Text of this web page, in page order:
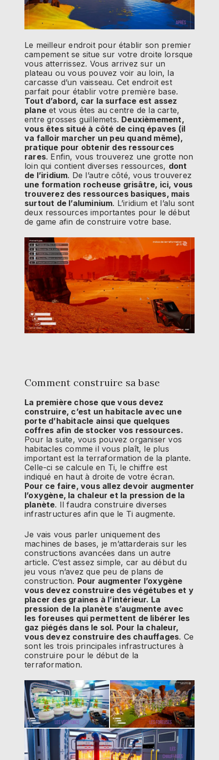
Le meilleur endroit pour établir son premier
campement se situe sur votre droite lorsque
vous atterrissez. Vous arrivez sur un
plateau ou vous pouvez voir au loin, la
carcasse d’un vaisseau. Cet endroit est
parfait pour établir votre première base.
Tout d’abord, car la surface est assez
plane et vous êtes au centre de la carte,
entre grosses guillemets. Deuxièmement,
vous êtes situé à côté de cinq épaves (il
va falloir marcher un peu quand même),
pratique pour obtenir des ressources
rares. Enfin, vous trouverez une grotte non
loin qui contient diverses ressources, dont
de l’iridium. De l’autre côté, vous trouverez
une formation rocheuse grisâtre, ici, vous
trouverez des ressources basiques, mais
surtout de l’aluminium. L’iridium et l’alu sont
deux ressources importantes pour le début
de game afin de construire votre base.
Comment construire sa base
La première chose que vous devez
construire, c’est un habitacle avec une
porte d’habitacle ainsi que quelques
coffres afin de stocker vos ressources.
Pour la suite, vous pouvez organiser vos
habitacles comme il vous plaît, le plus
important est la terraformation de la plante.
Celle-ci se calcule en Ti, le chiffre est
indiqué en haut à droite de votre écran.
Pour ce faire, vous allez devoir augmenter
l’oxygène, la chaleur et la pression de la
planète. Il faudra construire diverses
infrastructures afin que le Ti augmente.
Je vais vous parler uniquement des
machines de bases, je m’attarderais sur les
constructions avancées dans un autre
article. C’est assez simple, car au début du
jeu vous n’avez que peu de plans de
construction. Pour augmenter l’oxygène
vous devez construire des végétubes et y
placer des graines à l’intérieur. La
pression de la planète s’augmente avec
les foreuses qui permettent de libérer les
gaz piégés dans le sol. Pour la chaleur,
vous devez construire des chauffages. Ce
sont les trois principales infrastructures à
construire pour le début de la
terraformation.